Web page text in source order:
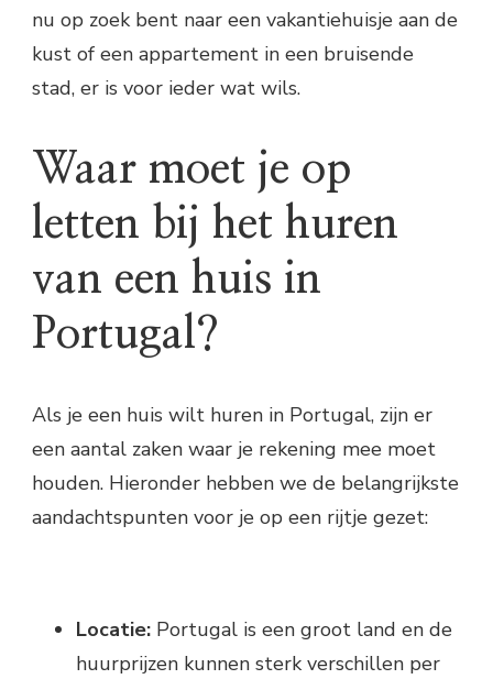
nu op zoek bent naar een vakantiehuisje aan de
kust of een appartement in een bruisende
stad, er is voor ieder wat wils.
Waar moet je op
letten bij het huren
van een huis in
Portugal?
Als je een huis wilt huren in Portugal, zijn er
een aantal zaken waar je rekening mee moet
houden. Hieronder hebben we de belangrijkste
aandachtspunten voor je op een rijtje gezet:
Locatie: Portugal is een groot land en de
huurprijzen kunnen sterk verschillen per